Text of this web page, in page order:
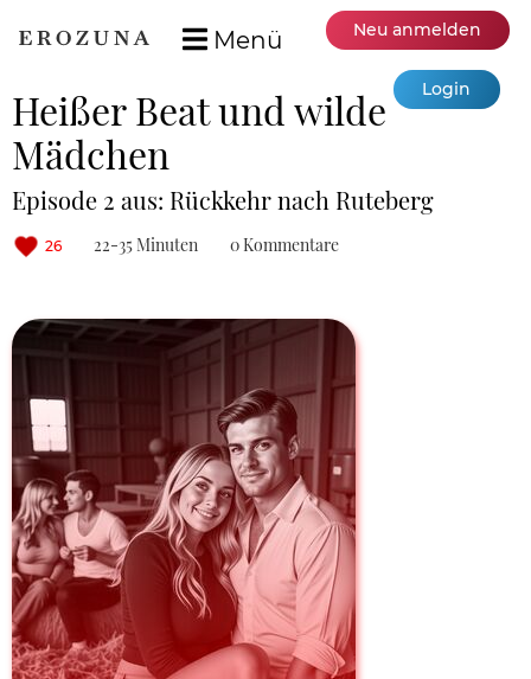
Menü Neu anmelden
Login
Heißer Beat und wilde
Mädchen
Episode 2 aus: Rückkehr nach Ruteberg
26 22-35 Minuten 0 Kommentare